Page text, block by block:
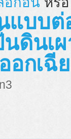
แบบต่
ดินเ
กเฉี